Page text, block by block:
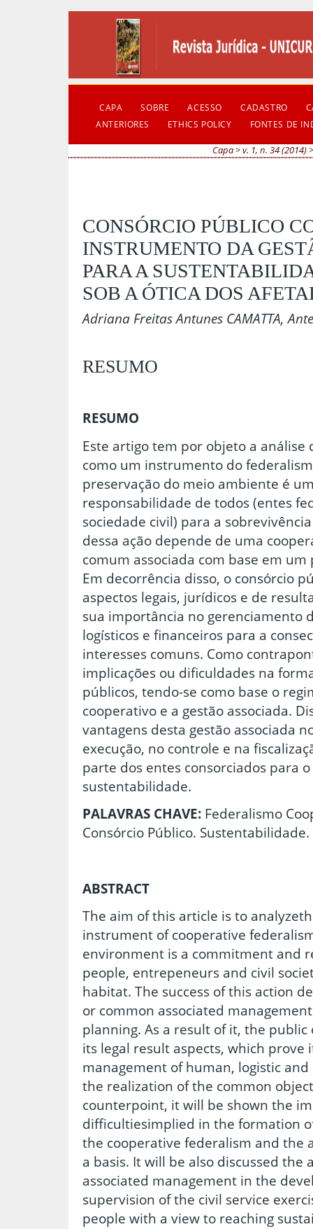
CAPA SOBRE ACESSO CADASTRO
ANTERIORES
ETHICS POLICY FONTES DE
Capa>v. 1, n. 34 (2014)
CONSÓRCIO PÚBLICO
INSTRUMENTO DA
PARA A
SOB A ÓTICA DOS
Adriana Freitas Antunes CAMATTA,
RESUMO
RESUMO
Este artigo tem por objeto a análise
como um instrumento do
preservação do meio ambiente é
responsabilidade de todos (entes
sociedade civil) para a
dessa ação depende de uma
comum associada com base em
Em decorrência disso, o consórcio
aspectos legais, jurídicos e de
sua importância no gerenciamento
logísticos e financeiros para a
interesses comuns. Como
implicações ou dificuldades na
públicos, tendo-se como base o
cooperativo e a gestão associada.
vantagens desta gestão associada
execução, no controle e na
parte dos entes consorciados para
sustentabilidade.
PALAVRAS CHAVE: Federalismo
Consórcio Público. Sustentabilidade.
ABSTRACT
The aim of this article is to
instrument of cooperative
environment is a commitment and
people, entrepeneurs and civil
habitat. The success of this action
or common associated
planning. As a result of it, the
its legal result aspects, which
management of human, logistic
the realization of the common
counterpoint, it will be shown the
difficultiesimplied in the formation
the cooperative federalism and the
a basis. It will be also discussed the
associated management in the
supervision of the civil service
people with a view to reaching